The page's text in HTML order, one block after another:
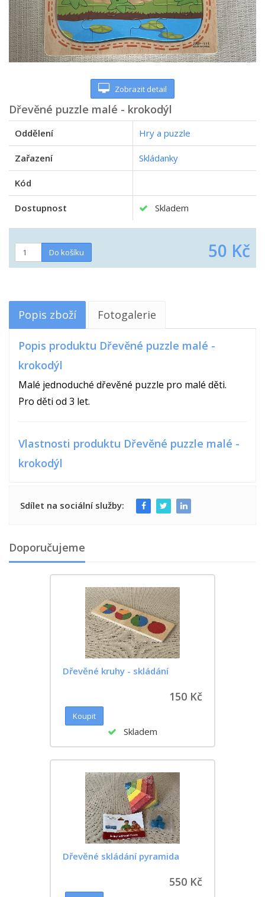
Zobrazit detail
Dřevěné puzzle malé - krokodýl
Oddělení Hry a puzzle
Zařazení Skládanky
Kód
Dostupnost Skladem
50 Kč
Popis zboží Fotogalerie
Popis produktu Dřevěné puzzle malé -
krokodýl
Malé jednoduché dřevěné puzzle pro malé děti.
Pro děti od 3 let.
Vlastnosti produktu Dřevěné puzzle malé -
krokodýl
Sdílet na sociální služby:
Doporučujeme
Dřevěné kruhy - skládání
150 Kč
Skladem
Dřevěné skládání pyramida
550 Kč